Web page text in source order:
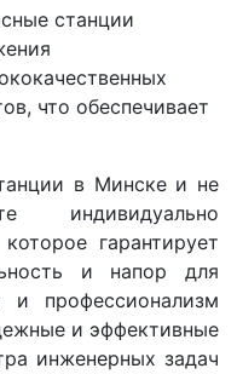
станции
что обеспечивает
в Минске и не
индивидуально
гарантирует
и напор для
профессионализм
и эффективные
инженерных задач